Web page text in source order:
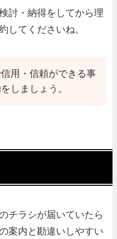
討・納得をしてから理
してくださいね。
用・信頼ができる事
しましょう。
チラシが届いていたら
案内と勘違いしやすい